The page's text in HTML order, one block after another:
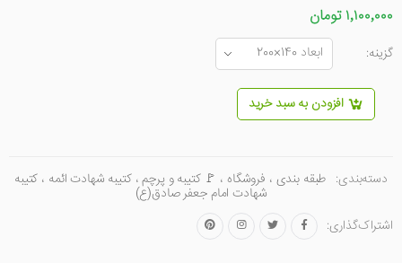
۱٬۱۰۰٬۰۰۰ تومان
گزینه:
افزودن به سبد خرید
دسته‌بندی: طبقه بندی ، فروشگاه ، 🚩 کتیبه و پرچم،کتیبه شهادت ائمه ، کتیبه
شهادت امام جعفر صادق(ع)
اشتراک‌گذاری: